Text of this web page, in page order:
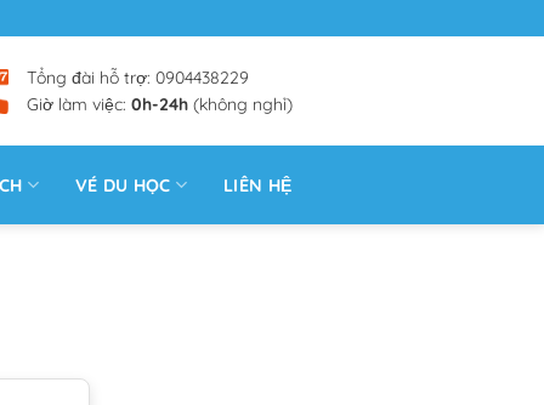
Tổng đài hỗ trợ: 0904438229
Giờ làm việc: 0h-24h (không nghỉ)
VÉ DU HỌC LIÊN HỆ